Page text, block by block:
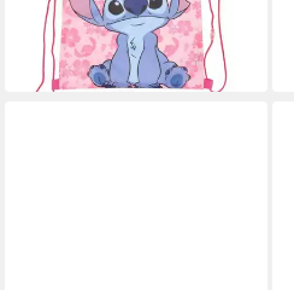
-63%
in 4-5 Werktagen bei dir